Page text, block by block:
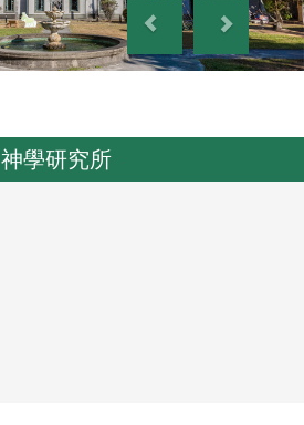
l
e
i
P
r
e
o
e
x
神學研究所